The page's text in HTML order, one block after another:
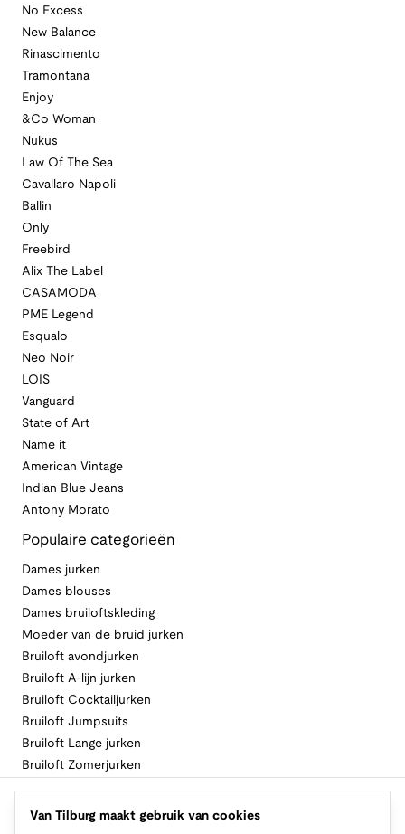
No Excess
New Balance
Rinascimento
Tramontana
Enjoy
&Co Woman
Nukus
Law Of The Sea
Cavallaro Napoli
Ballin
Only
Freebird
Alix The Label
CASAMODA
PME Legend
Esqualo
Neo Noir
LOIS
Vanguard
State of Art
Name it
American Vintage
Indian Blue Jeans
Antony Morato
Populaire categorieën
Dames jurken
Dames blouses
Dames bruiloftskleding
Moeder van de bruid jurken
Bruiloft avondjurken
Bruiloft A-lijn jurken
Bruiloft Cocktailjurken
Bruiloft Jumpsuits
Bruiloft Lange jurken
Bruiloft Zomerjurken
Volg Van Tilburg
Van Tilburg maakt gebruik van cookies